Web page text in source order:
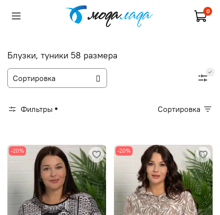
0
Блузки, туники 58 размера
Фильтры Сортировка
-20% -20%